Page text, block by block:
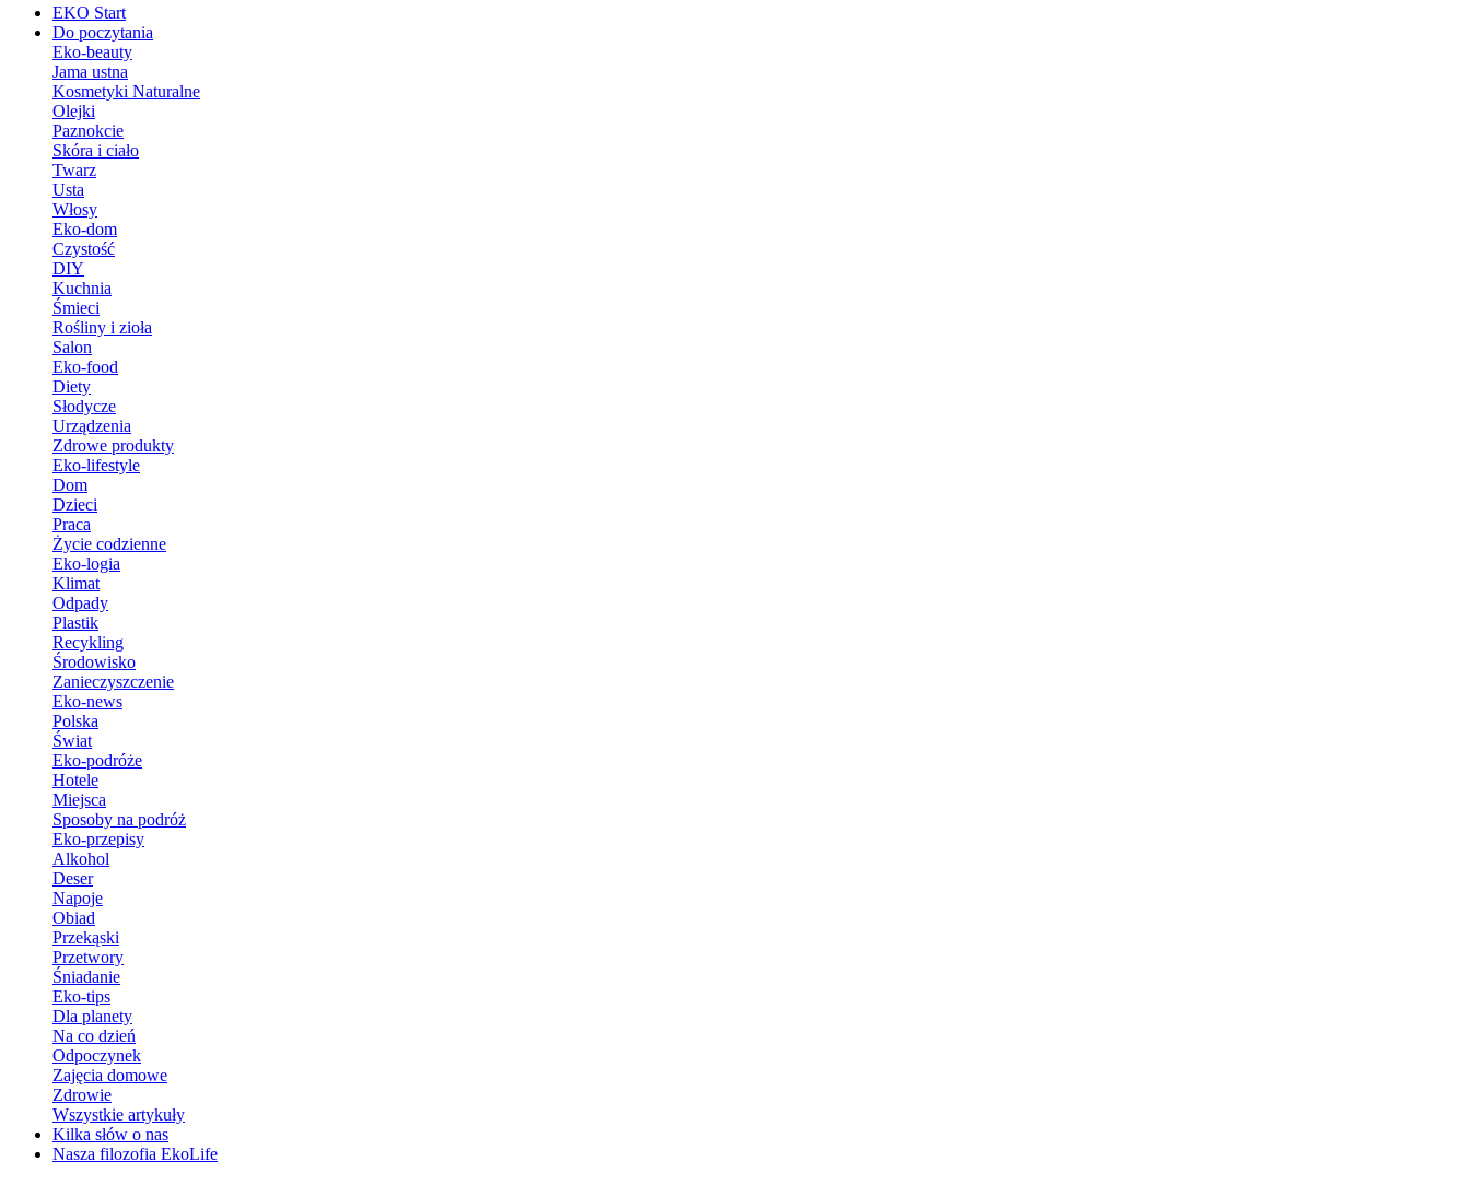
EKO Start
Do poczytania
Eko-beauty
Jama ustna
Kosmetyki Naturalne
Olejki
Paznokcie
Skóra i ciało
Twarz
Usta
Włosy
Eko-dom
Czystość
DIY
Kuchnia
Śmieci
Rośliny i zioła
Salon
Eko-food
Diety
Słodycze
Urządzenia
Zdrowe produkty
Eko-lifestyle
Dom
Dzieci
Praca
Życie codzienne
Eko-logia
Klimat
Odpady
Plastik
Recykling
Środowisko
Zanieczyszczenie
Eko-news
Polska
Świat
Eko-podróże
Hotele
Miejsca
Sposoby na podróż
Eko-przepisy
Alkohol
Deser
Napoje
Obiad
Przekąski
Przetwory
Śniadanie
Eko-tips
Dla planety
Na co dzień
Odpoczynek
Zajęcia domowe
Zdrowie
Wszystkie artykuły
Kilka słów o nas
Nasza filozofia EkoLife